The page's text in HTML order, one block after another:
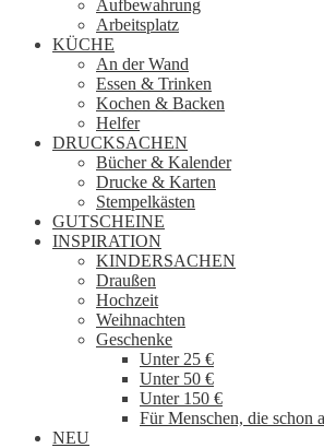
Aufbewahrung
Arbeitsplatz
KÜCHE
An der Wand
Essen & Trinken
Kochen & Backen
Helfer
DRUCKSACHEN
Bücher & Kalender
Drucke & Karten
Stempelkästen
GUTSCHEINE
INSPIRATION
KINDERSACHEN
Draußen
Hochzeit
Weihnachten
Geschenke
Unter 25 €
Unter 50 €
Unter 150 €
Für Menschen, die schon
NEU